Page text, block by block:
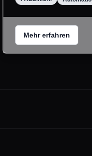
Mehr erfahren